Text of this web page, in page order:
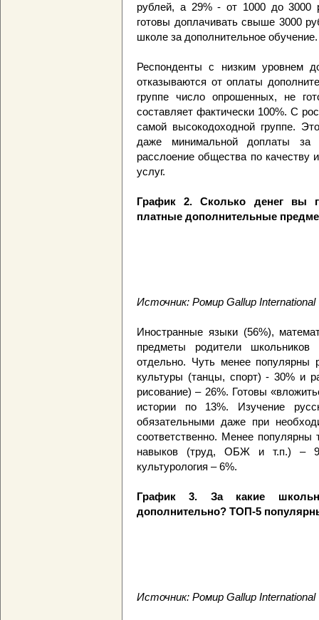
рублей, а 29% - от 1000 до 3000
готовы доплачивать свыше 3000
школе за дополнительное обучение.
Респонденты с низким уровнем
отказываются от оплаты
группе число опрошенных, не
составляет фактически 100%. С
самой высокодоходной группе.
даже минимальной доплаты за
расслоение общества по качеству
услуг.
График 2. Сколько денег вы
платные дополнительные
Источник: Ромир Gallup International
Иностранные языки (56%),
предметы родители
отдельно. Чуть менее популярны
культуры (танцы, спорт) - 30% и
рисование) – 26%. Готовы
истории по 13%. Изучение
обязательными даже при
соответственно. Менее популярны
навыков (труд, ОБЖ и т.п.) –
культурология – 6%.
График 3. За какие
дополнительно? ТОП-5
Источник: Ромир Gallup International